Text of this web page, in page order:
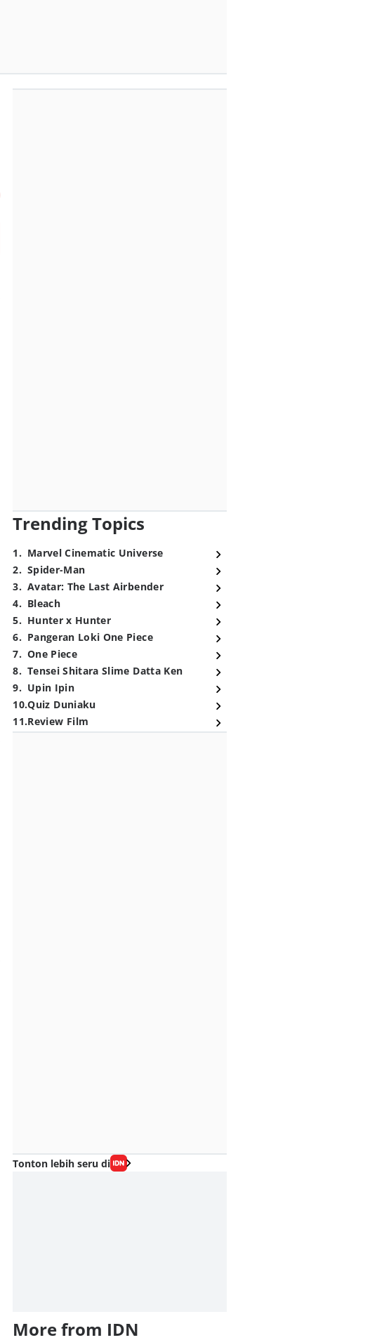
Trending Topics
1. Marvel Cinematic Universe
2. Spider-Man
3. Avatar: The Last Airbender
4. Bleach
5. Hunter x Hunter
6. Pangeran Loki One Piece
7. One Piece
8. Tensei Shitara Slime Datta Ken
9. Upin Ipin
10.Quiz Duniaku
11.Review Film
Tonton lebih seru di
More from IDN